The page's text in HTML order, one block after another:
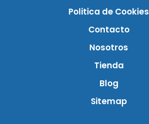
Politica de Cookies
Contacto
Nosotros
Tienda
Blog
Sitemap